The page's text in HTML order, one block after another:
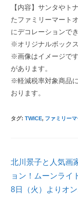
【内容】サンタやト
たファミリーマート
にデコレーションでき
※オリジナルボック
※画像はイメージで
があります。
※軽減税率対象商品
おります。
タグ:TWICE, ファミリー
そ
の
他
の
記
北川景子と人気画
ョン！ムーンライ
8日（火）よりオン